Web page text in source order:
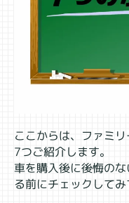
ここからは、ファミ
7つご紹介します。
車を購入後に後悔の
る前にチェックしてみ